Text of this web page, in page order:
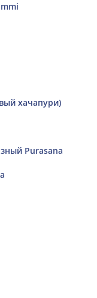
хачапури)
Purasana